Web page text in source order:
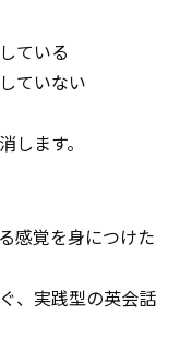
ている
ていない
ます。
感覚を身につけた
、実践型の英会話